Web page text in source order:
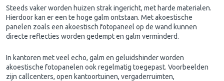
Steeds vaker worden huizen strak ingericht, met harde materialen.
Hierdoor kan er een te hoge galm ontstaan. Met akoestische
panelen zoals een akoestisch fotopaneel op de wand kunnen
directe reflecties worden gedempt en galm verminderd.
In kantoren met veel echo, galm en geluidshinder worden
akoestische fotopanelen ook regelmatig toegepast. Voorbeelden
zijn callcenters, open kantoortuinen, vergaderruimten,